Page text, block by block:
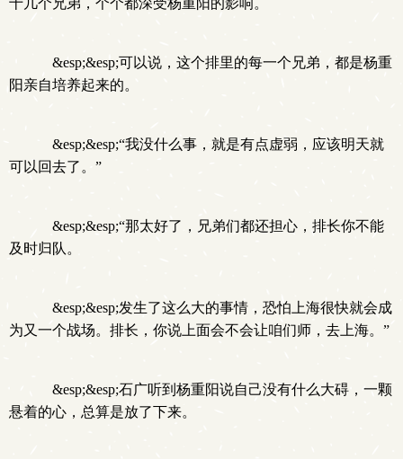
十几个兄弟，个个都深受杨重阳的影响。
&esp;&esp;可以说，这个排里的每一个兄弟，都是杨重
阳亲自培养起来的。
&esp;&esp;“我没什么事，就是有点虚弱，应该明天就
可以回去了。”
&esp;&esp;“那太好了，兄弟们都还担心，排长你不能
及时归队。
&esp;&esp;发生了这么大的事情，恐怕上海很快就会成
为又一个战场。排长，你说上面会不会让咱们师，去上海。”
&esp;&esp;石广听到杨重阳说自己没有什么大碍，一颗
悬着的心，总算是放了下来。